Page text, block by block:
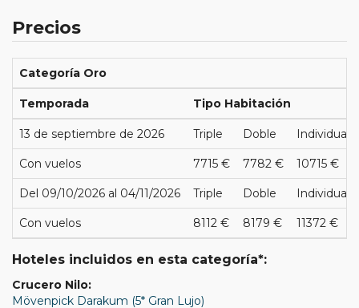
Precios
Categoría Oro
Temporada Tipo Habitación
13 de septiembre de 2026 Triple Doble Individual
Con vuelos 7715 € 7782 € 10715 €
Del 09/10/2026 al 04/11/2026 Triple Doble Individual
Con vuelos 8112 € 8179 € 11372 €
Hoteles incluidos en esta categoría*:
Crucero Nilo:
Mövenpick Darakum (5* Gran Lujo)